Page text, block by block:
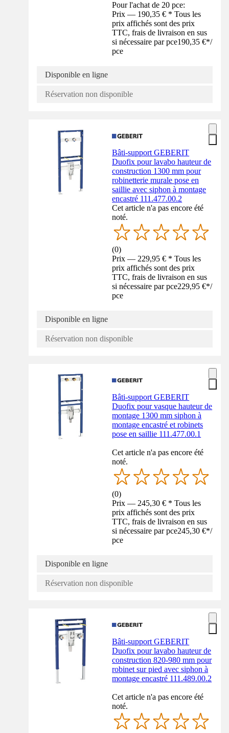
Pour l'achat de 20 pce:
Prix — 190,35 € * Tous les
prix affichés sont des prix
TTC, frais de livraison en sus
si nécessaire par pce190,35 €*/
pce
Disponible en ligne
Réservation non disponible
Bâti-support GEBERIT
Duofix pour lavabo hauteur de
construction 1300 mm pour
robinetterie murale pose en
saillie avec siphon à montage
encastré 111.477.00.2
Cet article n'a pas encore été
noté.
(0)
Prix — 229,95 € * Tous les
prix affichés sont des prix
TTC, frais de livraison en sus
si nécessaire par pce229,95 €*/
pce
Disponible en ligne
Réservation non disponible
Bâti-support GEBERIT
Duofix pour vasque hauteur de
montage 1300 mm siphon à
montage encastré et robinets
pose en saillie 111.477.00.1
Cet article n'a pas encore été
noté.
(0)
Prix — 245,30 € * Tous les
prix affichés sont des prix
TTC, frais de livraison en sus
si nécessaire par pce245,30 €*/
pce
Disponible en ligne
Réservation non disponible
Bâti-support GEBERIT
Duofix pour lavabo hauteur de
construction 820-980 mm pour
robinet sur pied avec siphon à
montage encastré 111.489.00.2
Cet article n'a pas encore été
noté.